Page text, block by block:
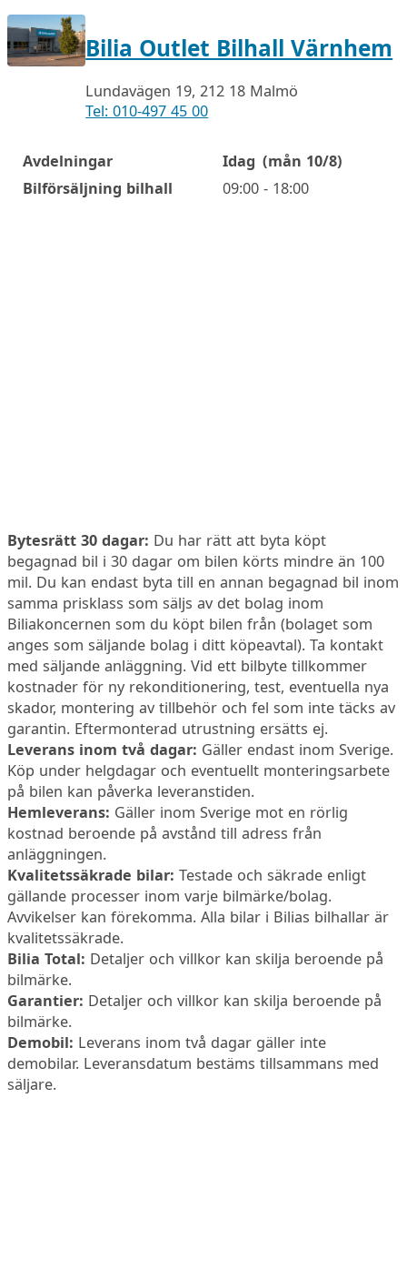
Bilia Outlet Bilhall Värnhem
Lundavägen 19, 212 18 Malmö
Tel: 010-497 45 00
Öppettider
Avdelningar Idag (mån 10/8)
Bilförsäljning bilhall
09:00 - 18:00
Bytesrätt 30 dagar: Du har rätt att byta köpt
begagnad bil i 30 dagar om bilen körts mindre än 100
mil. Du kan endast byta till en annan begagnad bil inom
samma prisklass som säljs av det bolag inom
Biliakoncernen som du köpt bilen från (bolaget som
anges som säljande bolag i ditt köpeavtal). Ta kontakt
med säljande anläggning. Vid ett bilbyte tillkommer
kostnader för ny rekonditionering, test, eventuella nya
skador, montering av tillbehör och fel som inte täcks av
garantin. Eftermonterad utrustning ersätts ej.
Leverans inom två dagar: Gäller endast inom Sverige.
Köp under helgdagar och eventuellt monteringsarbete
på bilen kan påverka leveranstiden.
Hemleverans: Gäller inom Sverige mot en rörlig
kostnad beroende på avstånd till adress från
anläggningen.
Kvalitetssäkrade bilar: Testade och säkrade enligt
gällande processer inom varje bilmärke/bolag.
Avvikelser kan förekomma. Alla bilar i Bilias bilhallar är
kvalitetssäkrade.
Bilia Total: Detaljer och villkor kan skilja beroende på
bilmärke.
Garantier: Detaljer och villkor kan skilja beroende på
bilmärke.
Demobil: Leverans inom två dagar gäller inte
demobilar. Leveransdatum bestäms tillsammans med
säljare.